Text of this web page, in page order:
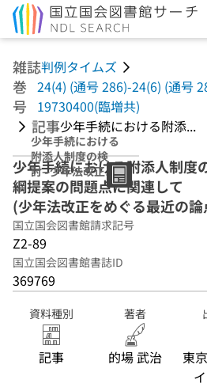
雑誌判例タイムズ
巻
号
24(4) (通号 286)-24(6) (通号
19730400(臨増共)
記事少年手続における附添...
少年手続における
附添人制度の検
討--少年法改正要
綱提案の問題点に
関連して (少年法
改正をめぐる最近
の論点(特集))
少年手続における附添人制度
綱提案の問題点に関連して
(少年法改正をめぐる最近の
国立国会図書館請求記号
Z2-89
国立国会図書館書誌ID
369769
資料種別
記事
著者
的場 武治
東